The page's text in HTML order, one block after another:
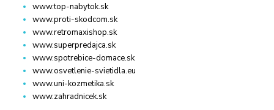
www.top-nabytok.sk
www.proti-skodcom.sk
www.retromaxishop.sk
www.superpredajca.sk
www.spotrebice-domace.sk
www.osvetlenie-svietidla.eu
www.uni-kozmetika.sk
www.zahradnicek.sk